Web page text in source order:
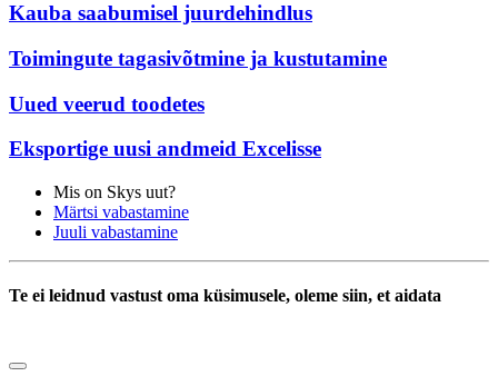
Kauba saabumisel juurdehindlus
Toimingute tagasivõtmine ja kustutamine
Uued veerud toodetes
Eksportige uusi andmeid Excelisse
Mis on Skys uut?
Märtsi vabastamine
Juuli vabastamine
Te ei leidnud vastust oma küsimusele, oleme siin, et aidata